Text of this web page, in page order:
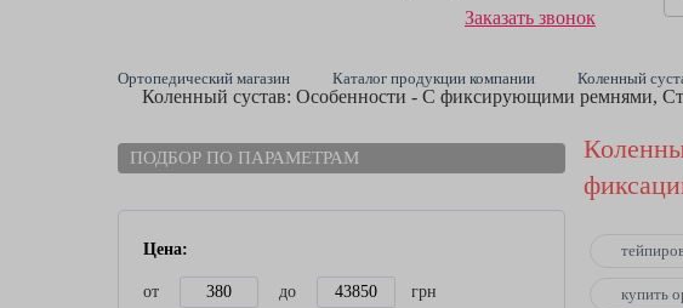
Заказать звонок
Ортопедический магазин Каталог продукции компании Коленный
Коленный сустав: Особенности - С фиксирующими ремнями,
ПОДБОР ПО ПАРАМЕТРАМ
Цена:
от до грн купить